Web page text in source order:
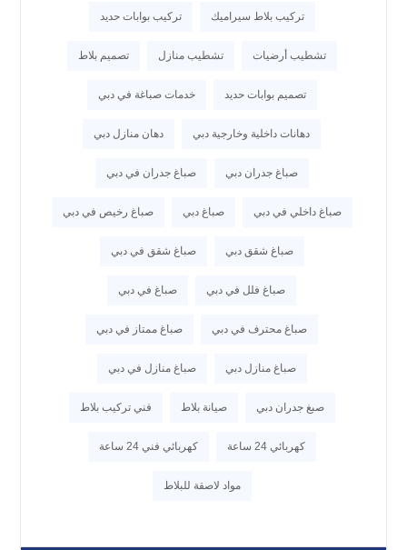
تركيب بلاط سيراميك تركيب بوابات حديد
تشطيب أرضيات تشطيب منازل تصميم بلاط
تصميم بوابات حديد خدمات صباغة في دبي
دهانات داخلية وخارجية دبي دهان منازل دبي
صباغ جدران دبي صباغ جدران في دبي
صباغ داخلي في دبي صباغ دبي صباغ رخيص في دبي
صباغ شقق دبي صباغ شقق في دبي
صباغ فلل في دبي صباغ في دبي
صباغ محترف في دبي صباغ ممتاز في دبي
صباغ منازل دبي صباغ منازل في دبي
صبغ جدران دبي صيانة بلاط فني تركيب بلاط
كهربائي 24 ساعة كهربائي فني 24 ساعة
مواد لاصقة للبلاط